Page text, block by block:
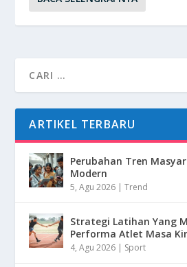
ARTIKEL TERBARU
Perubahan Tren
Modern
5, Agu 2026 |Trend
Strategi Latihan Yang
Performa Atlet Masa
4, Agu 2026 | Sport